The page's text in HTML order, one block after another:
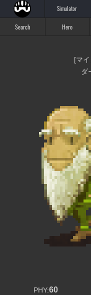
Simulator
Search Hero
[マ
ダ
PHY:60